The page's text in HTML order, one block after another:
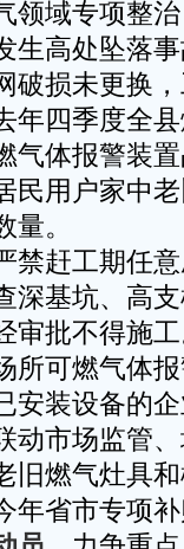
领域专项整治
生高处坠落
破损未更换
年四季度全
气体报警装
民用户家中
。
禁赶工期任
深基坑、高
审批不得施
所可燃气体
安装设备的
动市场监管
旧燃气灶具
年省市专项